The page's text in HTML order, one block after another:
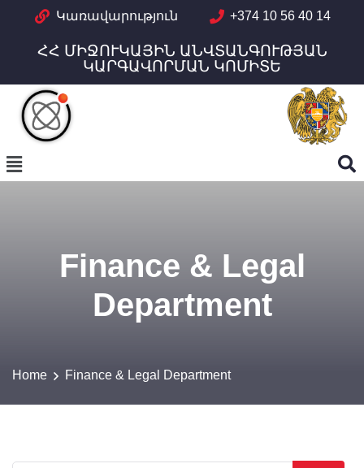
Կառավարություն +374 10 56 40 14
ՀՀ ՄԻՋՈՒԿԱՅԻՆ ԱՆՎՏԱՆԳՈՒԹՅԱՆ
ԿԱՐԳԱՎՈՐՄԱՆ ԿՈՄԻՏԵ
Finance & Legal
Department
Home Finance & Legal Department